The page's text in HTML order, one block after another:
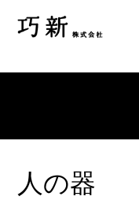
人の器